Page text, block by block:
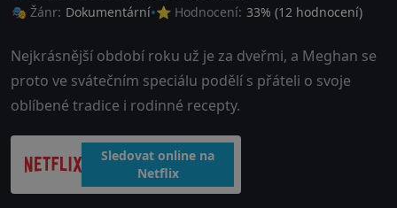
🎭 Žánr: Dokumentární ⭐ Hodnocení: 33% (12 hodnocení)
Nejkrásnější období roku už je za dveřmi, a Meghan se
proto ve svátečním speciálu podělí s přáteli o svoje
oblíbené tradice i rodinné recepty.
Sledovat online na
Netflix